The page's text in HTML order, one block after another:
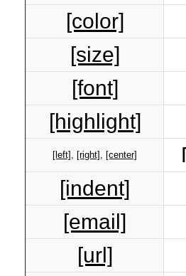
[color]
[size]
[font]
[highlight]
[left] , [right] , [center]
[indent]
[email]
[url]